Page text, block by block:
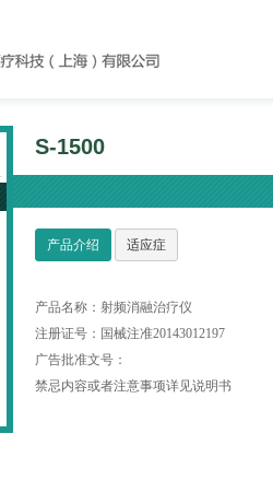
S-1500
产品介绍 适应症
产品名称：射频消融治疗仪
注册证号：国械注准20143012197
广告批准文号：
禁忌内容或者注意事项详见说明书